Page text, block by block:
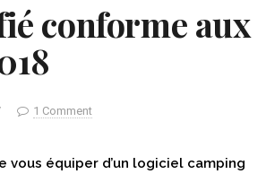
conforme aux
1 Comment
vous équiper d’un logiciel camping